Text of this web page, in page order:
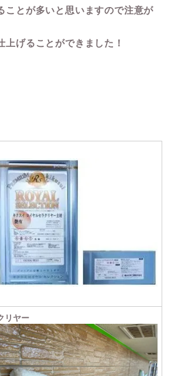
ことが多いと思いますので注意が
上げることができました！
リヤー